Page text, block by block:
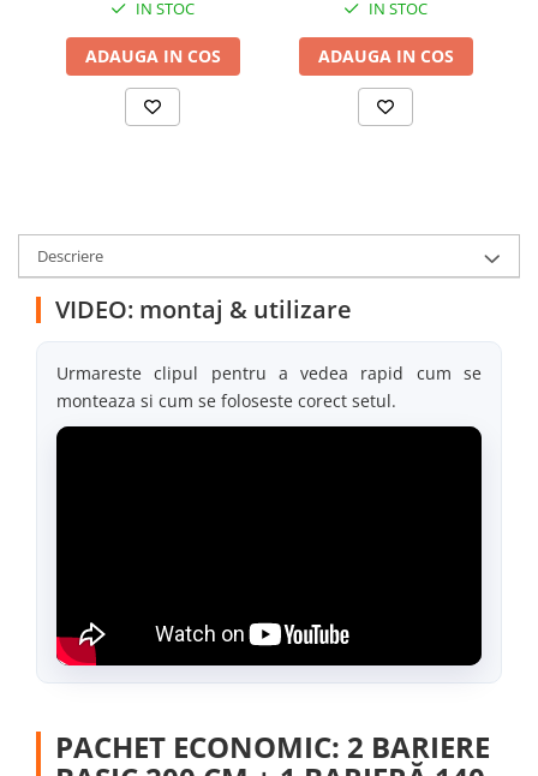
IN STOC
ADAUGA IN COS
IN STOC
ADAUGA IN COS
Descriere
VIDEO: montaj & utilizare
Urmareste clipul pentru a vedea rapid cum se
monteaza si cum se foloseste corect setul.
PACHET ECONOMIC: 2 BARIERE